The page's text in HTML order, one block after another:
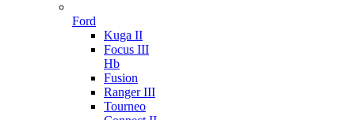
Ford
Kuga II
Focus III
Hb
Fusion
Ranger III
Tourneo